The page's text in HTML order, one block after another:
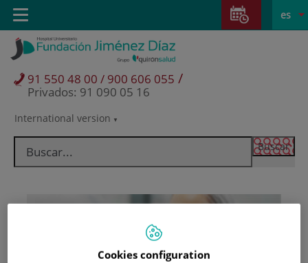
Saltar al contenido
Saltar
contenido
Selector
idioma
activo
es
International version
91 550 48 00 / 900 606 055 /
Privados: 91 090 05 16
Toggle
navigation
Cookies configuration